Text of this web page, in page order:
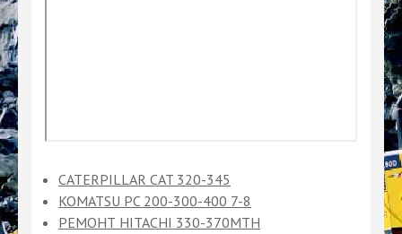
CATERPILLAR CAT 320-345
KOMATSU PC 200-300-400 7-8
РЕМОНТ HITACHI 330-370MTH